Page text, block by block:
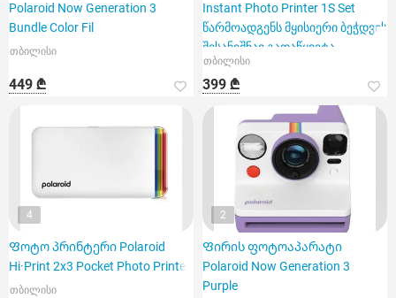
Polaroid Now Generation 3
Bundle Color Fil
თბილისი
449 ₾
Instant Photo Printer 1S Set
წარმოადგენს მყისიერი ბეჭდვის
შესანიშნავ გადაწყვეტა
თბილისი
399 ₾
4
Ფოტო პრინტერი Polaroid
Hi·Print 2x3 Pocket Photo Printer
თბილისი
2
Ფირის ფოტოაპარატი
Polaroid Now Generation 3
Purple